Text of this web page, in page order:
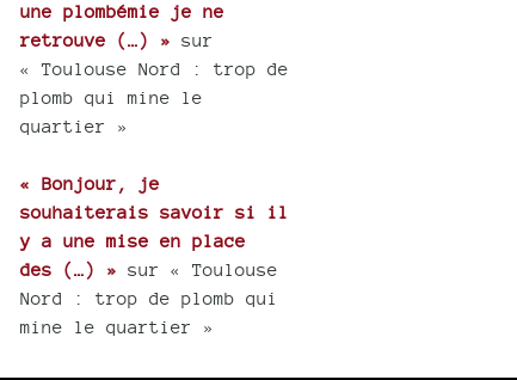
une plombémie je ne
retrouve (…) » sur
« Toulouse Nord : trop de
plomb qui mine le
quartier »
« Bonjour, je
souhaiterais savoir si il
y a une mise en place
des (…) » sur « Toulouse
Nord : trop de plomb qui
mine le quartier »